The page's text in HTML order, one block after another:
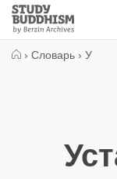
Close
Study
Buddhism
› Словарь › У